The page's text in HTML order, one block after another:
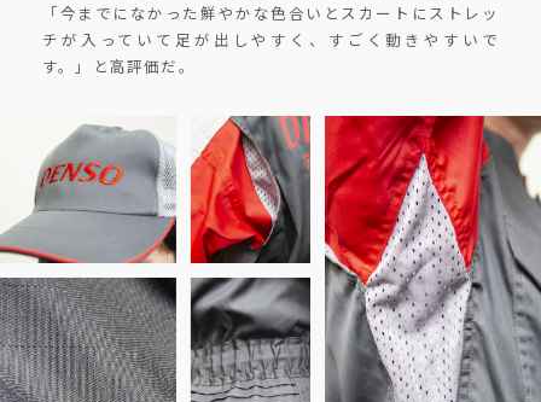
「今までになかった鮮やかな色合いとスカートにストレッ
チが入っていて足が出しやすく、すごく動きやすいで
す。」と高評価だ。